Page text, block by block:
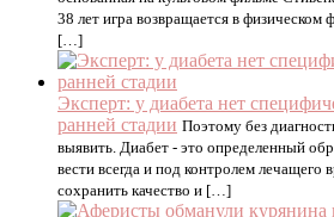
38 лет игра возвращается в
[…]
Эксперт: у диабета нет
ранней стадии Поэтому без
выявить. Диабет - это определенный
вести всегда и под контролем лечащего
сохранить качество и […]